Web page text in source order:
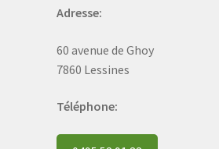
Adresse:
60 avenue de Ghoy
7860 Lessines
Téléphone: